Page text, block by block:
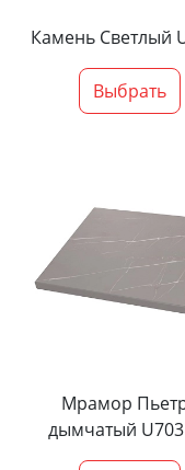
Камень Светлый
Выбрать
Мрамор
дымчатый U703